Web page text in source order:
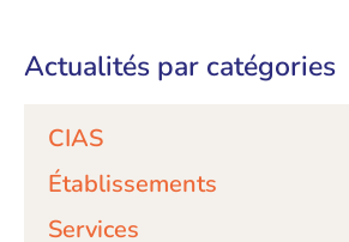
Actualités par catégories
CIAS
Établissements
Services